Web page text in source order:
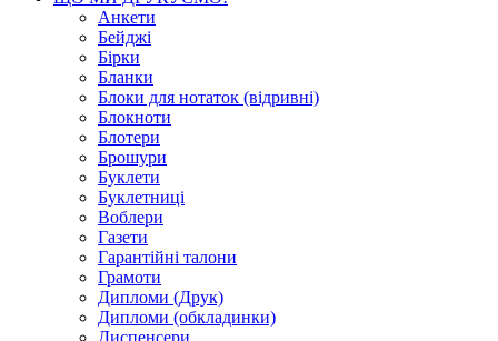
Анкети
Бейджі
Бірки
Бланки
Блоки для нотаток (відривні)
Блокноти
Блотери
Брошури
Буклети
Буклетниці
Воблери
Газети
Гарантійні талони
Грамоти
Дипломи (Друк)
Дипломи (обкладинки)
Диспенсери